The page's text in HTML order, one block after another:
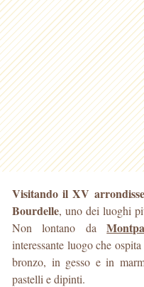
Visitando il XV
Bourdelle, uno dei luoghi
Non lontano da
interessante luogo che
bronzo, in gesso e in
pastelli e dipinti.